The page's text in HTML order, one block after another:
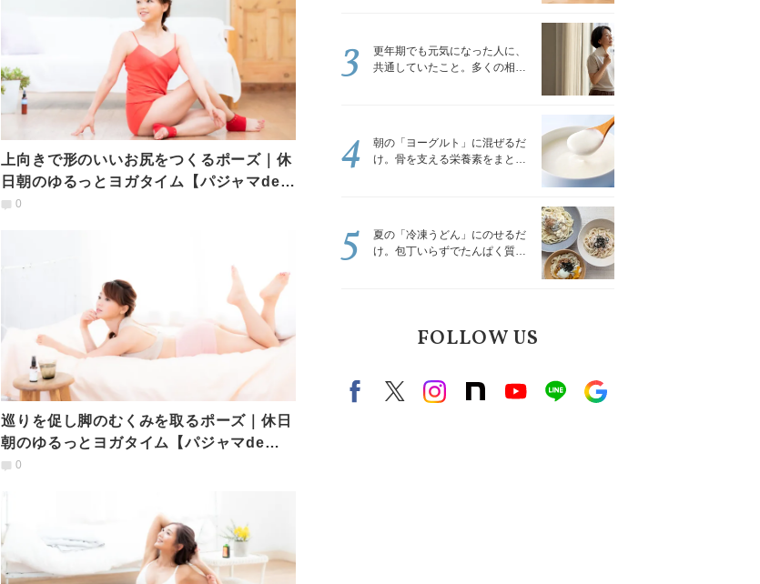
上向きで形のいいお尻をつくるポーズ｜休
日朝のゆるっとヨガタイム【パジャマde
YOGA】
0
巡りを促し脚のむくみを取るポーズ｜休日
朝のゆるっとヨガタイム【パジャマde
YOGA】
0
更年期でも元気になった人に、
共通していたこと。多くの相談
3
朝の「ヨーグルト」に混ぜるだ
け。骨を支える栄養素をまとめ
4
夏の「冷凍うどん」にのせるだ
け。包丁いらずでたんぱく質を
5
FOLLOW US
FacebookX（旧twitter）
instagram
note Youtubeline